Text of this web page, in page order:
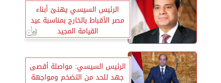
الرئيس السيسي يهنئ أبناء
مصر الأقباط بالخارج بمناسبة عيد
القيامة المجيد
الرئيس السيسي: مواصلة أقصى
جهد للحد من التضخم ومواجهة